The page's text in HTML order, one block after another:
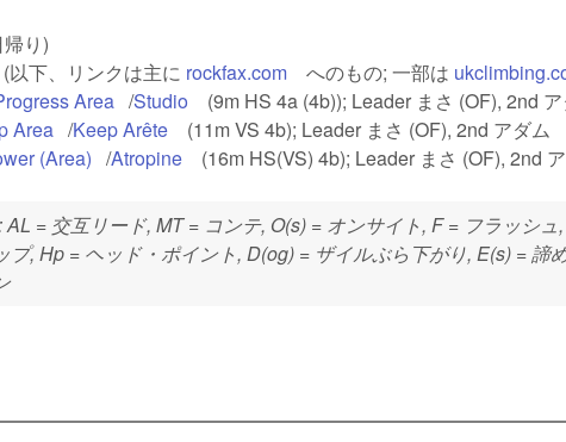
り)
is external)
(以下、リンクは主に rockfax.com (link is external)
へのもの; 一部は
Area (link is external)
/Studio (link is external)
(9m HS 4a (4b)); Leader まさ (OF), 2nd
Area (link is external)
/Keep Arête (link is external)
(11m VS 4b); Leader まさ (OF), 2nd アダム
(Area) (link is external)
/Atropine (link is external)
(16m HS(VS) 4b); Leader まさ (OF), 2nd
AL = 交互リード, MT = コンテ, O(s) = オンサイト, F = フラッシ
プ, Hp = ヘッド・ポイント, D(og) = ザイルぶら下がり, E(s) = 諦